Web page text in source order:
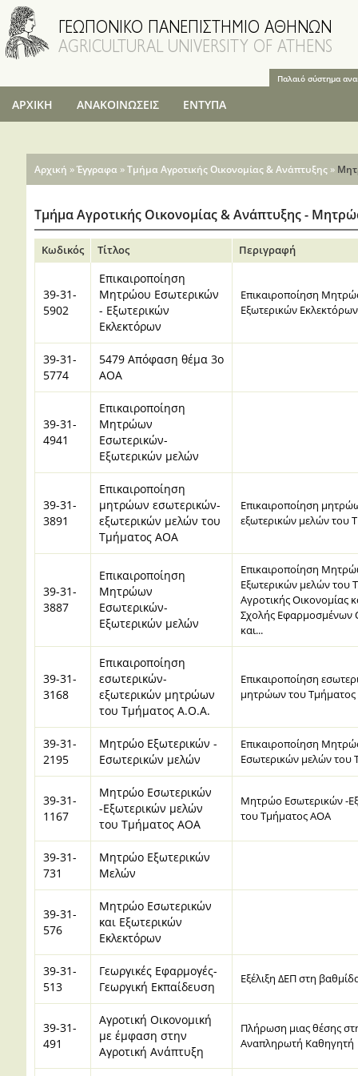
προς το
κυρίως
περιεχόμενο
Παλαιό σύστημα
ΑΡΧΙΚΗ ΑΝΑΚΟΙΝΩΣΕΙΣ ΕΝΤΥΠΑ
Είστε εδώ
Αρχική »Έγγραφα »Τμήμα Αγροτικής Οικονομίας & Ανάπτυξης »
Τμήμα Αγροτικής Οικονομίας & Ανάπτυξης -
Κωδικός Τίτλος Περιγραφή
39-31-
5902
Επικαιροποίηση
Μητρώου Εσωτερικών
- Εξωτερικών
Εκλεκτόρων
Επικαιροποίηση
Εξωτερικών Εκλεκτόρων
39-31-
5774
5479 Απόφαση θέμα 3ο
ΑΟΑ
39-31-
4941
Επικαιροποίηση
Μητρώων
Εσωτερικών-
Εξωτερικών μελών
39-31-
3891
Eπικαιροποίηση
μητρώων εσωτερικών-
εξωτερικών μελών του
Τμήματος ΑΟΑ
Eπικαιροποίηση
εξωτερικών μελών του
39-31-
3887
Επικαιροποίηση
Μητρώων
Εσωτερικών-
Εξωτερικών μελών
Επικαιροποίηση
Εξωτερικών μελών του
Αγροτικής Οικονομίας
Σχολής Εφαρμοσμένων
και...
39-31-
3168
Eπικαιροποίηση
εσωτερικών-
εξωτερικών μητρώων
του Τμήματος Α.Ο.Α.
Eπικαιροποίηση
μητρώων του
39-31-
2195
Μητρώο Εξωτερικών -
Εσωτερικών μελών
Eπικαιροποίηση
Εσωτερικών μελών του
39-31-
1167
Μητρώο Εσωτερικών
-Εξωτερικών μελών
του Τμήματος ΑΟΑ
Μητρώο Εσωτερικών -
του Τμήματος ΑΟΑ
39-31-
731
Μητρώο Εξωτερικών
Μελών
39-31-
576
Μητρώο Εσωτερικών
και Εξωτερικών
Εκλεκτόρων
39-31-
513
Γεωργικές Εφαρμογές-
Γεωργική Εκπαίδευση
Eξέλιξη ΔΕΠ στη
39-31-
491
Αγροτική Οικονομική
με έμφαση στην
Αγροτική Ανάπτυξη
Πλήρωση μιας θέσης
Αναπληρωτή Καθηγητή